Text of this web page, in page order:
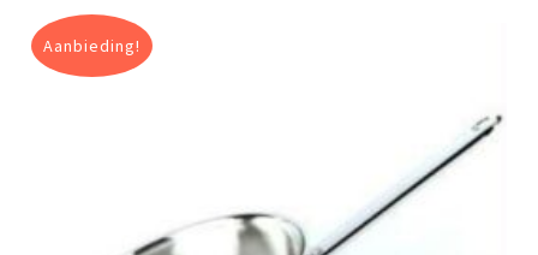
Aanbieding!